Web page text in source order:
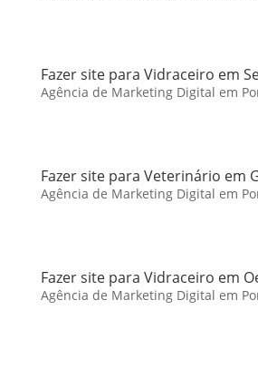
Fazer site para Vidraceiro em
Agência de Marketing Digital em
Fazer site para Veterinário em
Agência de Marketing Digital em
Fazer site para Vidraceiro em
Agência de Marketing Digital em